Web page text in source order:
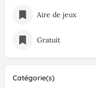
Aire de jeux
Gratuit
Catégorie(s)